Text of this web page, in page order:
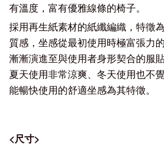
有溫度，富有優雅線條的椅子。
採用再生紙素材的紙纖編織，特徵
質感，坐感從最初使用時極富張力
漸漸演進至與使用者身形契合的服
夏天使用非常涼爽、冬天使用也不
能暢快使用的舒適坐感為其特徵。
<尺寸>